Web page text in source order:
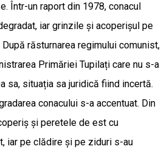
Într-un raport din 1978, conacul
iar grinzile și acoperișul pe
răsturnarea regimului comunist,
Primăriei Tupilați care nu s-a
sa, situația sa juridică fiind incertă.
conacului s-a accentuat. Din
și peretele de est cu
iar pe clădire și pe ziduri s-au